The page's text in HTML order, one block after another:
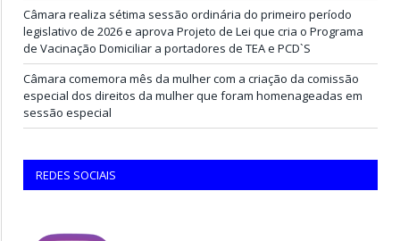
Câmara realiza sétima sessão ordinária do primeiro período
legislativo de 2026 e aprova Projeto de Lei que cria o Programa
de Vacinação Domiciliar a portadores de TEA e PCD`S
Câmara comemora mês da mulher com a criação da comissão
especial dos direitos da mulher que foram homenageadas em
sessão especial
REDES SOCIAIS